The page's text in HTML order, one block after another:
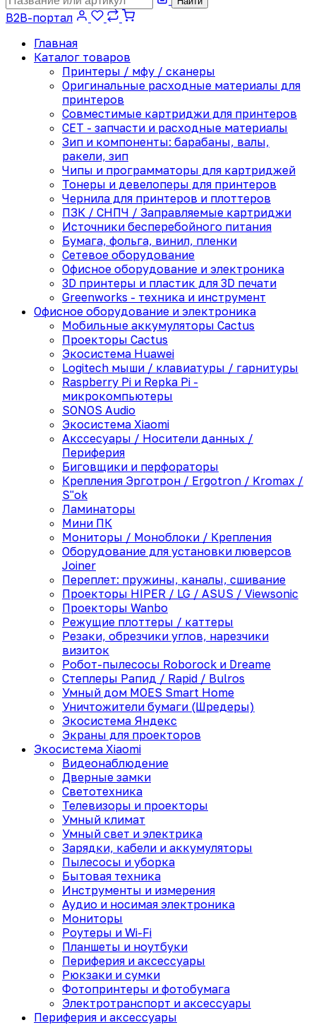
B2B-портал
Главная
Каталог товаров
Принтеры / мфу / сканеры
Оригинальные расходные материалы для
принтеров
Совместимые картриджи для принтеров
CET - запчасти и расходные материалы
Зип и компоненты: барабаны, валы,
ракели, зип
Чипы и программаторы для картриджей
Тонеры и девелоперы для принтеров
Чернила для принтеров и плоттеров
ПЗК / СНПЧ / Заправляемые картриджи
Источники бесперебойного питания
Бумага, фольга, винил, пленки
Сетевое оборудование
Офисное оборудование и электроника
3D принтеры и пластик для 3D печати
Greenworks - техника и инструмент
Офисное оборудование и электроника
Мобильные аккумуляторы Cactus
Проекторы Cactus
Экосистема Huawei
Logitech мыши / клавиатуры / гарнитуры
Raspberry Pi и Repka Pi -
микрокомпьютеры
SONOS Audio
Экосистема Xiaomi
Акссесуары / Носители данных /
Периферия
Биговщики и перфораторы
Крепления Эрготрон / Ergotron / Kromax /
S"ok
Ламинаторы
Мини ПК
Мониторы / Моноблоки / Крепления
Оборудование для установки люверсов
Joiner
Переплет: пружины, каналы, сшивание
Проекторы HIPER / LG / ASUS / Viewsonic
Проекторы Wanbo
Режущие плоттеры / каттеры
Резаки, обрезчики углов, нарезчики
визиток
Робот-пылесосы Roborock и Dreame
Степлеры Рапид / Rapid / Bulros
Умный дом MOES Smart Home
Уничтожители бумаги (Шредеры)
Экосистема Яндекс
Экраны для проекторов
Экосистема Xiaomi
Видеонаблюдение
Дверные замки
Светотехника
Телевизоры и проекторы
Умный климат
Умный свет и электрика
Зарядки, кабели и аккумуляторы
Пылесосы и уборка
Бытовая техника
Инструменты и измерения
Аудио и носимая электроника
Мониторы
Роутеры и Wi-Fi
Планшеты и ноутбуки
Периферия и аксессуары
Рюкзаки и сумки
Фотопринтеры и фотобумага
Электротранспорт и аксессуары
Периферия и аксессуары